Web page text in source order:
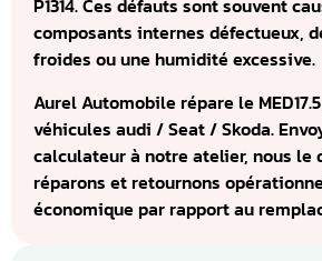
P1314. Ces défauts sont souvent
composants internes défectueux,
froides ou une humidité excessive.
Aurel Automobile répare le
véhicules audi / Seat / Skoda.
calculateur à notre atelier, nous le
réparons et retournons
économique par rapport au